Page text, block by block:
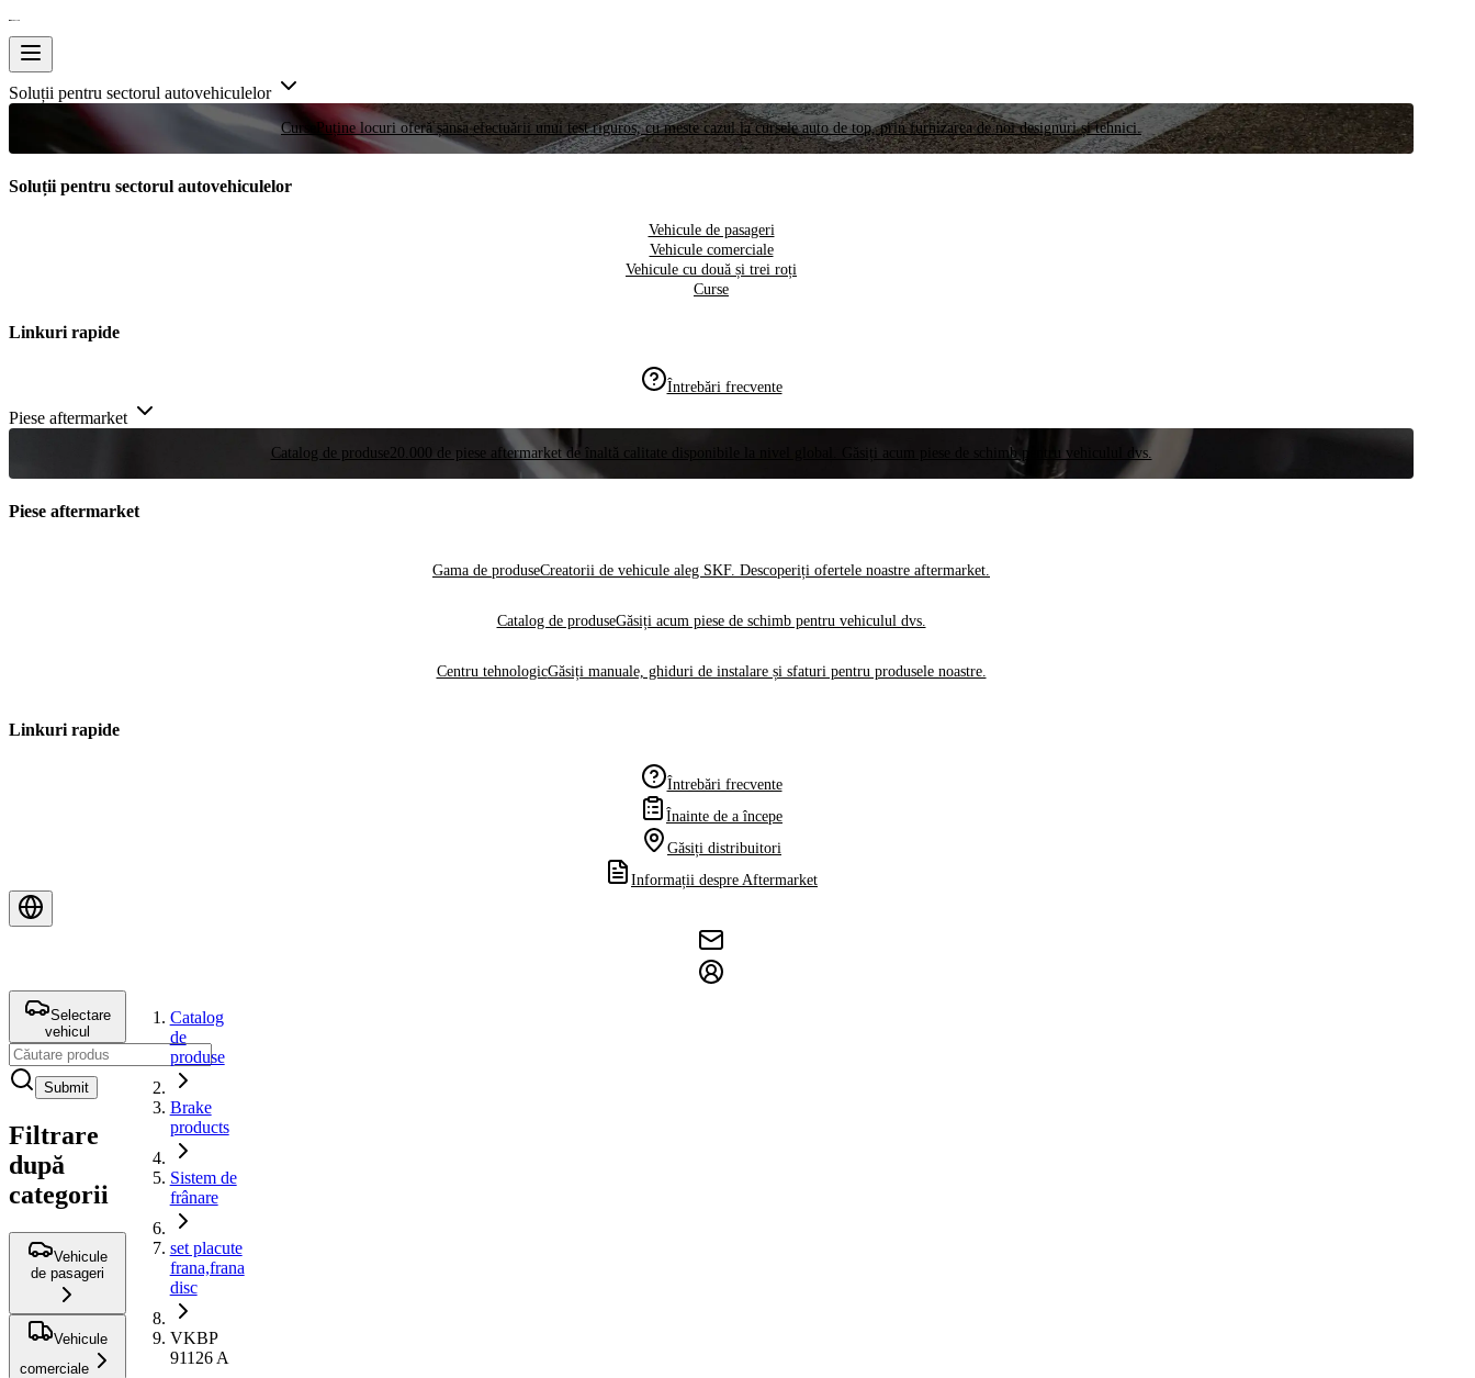
Soluții pentru sectorul autovehiculelor
Curse Puține locuri oferă șansa efectuării unui test riguros, cu meste cazul la cursele auto de top, prin furnizarea de noi designuri și tehnici.
Soluții pentru sectorul autovehiculelor
Vehicule de pasageri
Vehicule comerciale
Vehicule cu două și trei roți
Curse
Linkuri rapide
Întrebări frecvente
Piese aftermarket
Catalog de produse 20.000 de piese aftermarket de înaltă calitate disponibile la nivel global. Găsiți acum piese de schimb pentru vehiculul dvs.
Piese aftermarket
Gama de produseCreatorii de vehicule aleg SKF. Descoperiți ofertele noastre aftermarket.
Catalog de produseGăsiți acum piese de schimb pentru vehiculul dvs.
Centru tehnologicGăsiți manuale, ghiduri de instalare și sfaturi pentru produsele noastre.
Linkuri rapide
Întrebări frecvente
Înainte de a începe
Găsiți distribuitori
Informații despre Aftermarket
Selectare
vehicul
Submit
Filtrare
după
categorii
Vehicule
de pasageri
Vehicule
comerciale
Catalog
de
produse
Brake
products
Sistem de
frânare
set placute
frana,frana
disc
VKBP
91126 A